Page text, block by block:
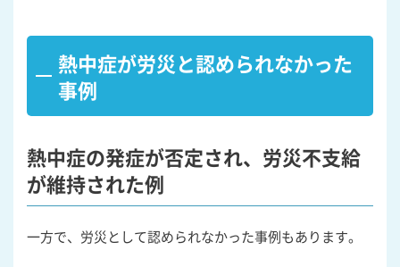
熱中症が労災と認められなかった
事例
熱中症の発症が否定され、労災不支給
が維持された例
一方で、労災として認められなかった事例もあります。